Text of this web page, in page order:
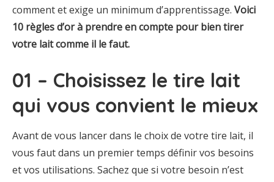
comment et exige un minimum d’apprentissage. Voici
10 règles d’or à prendre en compte pour bien tirer
votre lait comme il le faut.
01 – Choisissez le tire lait
qui vous convient le mieux
Avant de vous lancer dans le choix de votre tire lait, il
vous faut dans un premier temps définir vos besoins
et vos utilisations. Sachez que si votre besoin n’est